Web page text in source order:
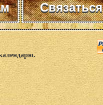
Связаться